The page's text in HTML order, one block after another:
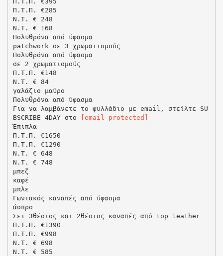
Π.Τ.Π. €285
N.T. € 248
N.T. € 168
Πολυθρόνα από ύφασμα
patchwork σε 3 χρωματισμούς
Πολυθρόνα από ύφασμα
σε 2 χρωματισμούς
Π.Τ.Π. €148
N.T. € 84
γαλάζιο μαύρο
Πολυθρόνα από ύφασμα
Για να λαμβάνετε το φυλλάδιο με email, στείλτε SU
BSCRIBE 4DAY στο
[email protected]
Έπιπλα
Π.Τ.Π. €1650
Π.Τ.Π. €1290
N.T. € 648
N.T. € 748
μπεζ
καφέ
μπλε
Γωνιακός καναπές από ύφασμα
άσπρο
Σετ 3θέσιος και 2θέσιος καναπές από top leather
Π.Τ.Π. €1390
Π.Τ.Π. €998
N.T. € 698
N.T. € 585